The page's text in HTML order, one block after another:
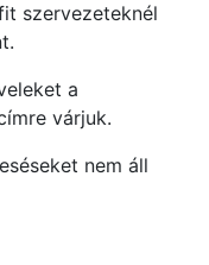
szervezeteknél
a
várjuk.
nem áll